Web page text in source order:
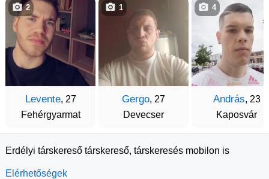
Levente, 27
Fehérgyarmat
2
Gergo, 27
Devecser
1
András, 23
Kaposvár
4
Erdélyi társkereső társkereső, társkeresés mobilon is
Elérhetőségek